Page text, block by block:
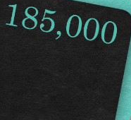
제작/배송
주문 제작 기간
별 상이)
꼭 필요한 날짜
· 발송 후 휴일
· 매장 방문 수
· 영업일 오후
제작
· 급하게 필요
맞춰보겠습니다.